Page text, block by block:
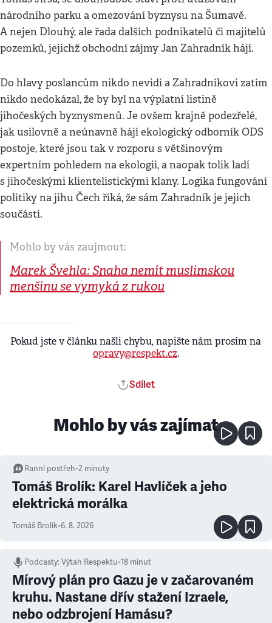
národního parku a omezování byznysu na Šumavě.
A nejen Dlouhý, ale řada dalších podnikatelů či majitelů
pozemků, jejichž obchodní zájmy Jan Zahradník hájí.
Do hlavy poslancům nikdo nevidí a Zahradníkovi zatím
nikdo nedokázal, že by byl na výplatní listině
jihočeských byznysmenů. Je ovšem krajně podezřelé,
jak usilovně a neúnavně hájí ekologický odborník ODS
postoje, které jsou tak v rozporu s většinovým
expertním pohledem na ekologii, a naopak tolik ladí
s jihočeskými klientelistickými klany. Logika fungování
politiky na jihu Čech říká, že sám Zahradník je jejich
součástí.
Mohlo by vás zaujmout:
Marek Švehla: Snaha nemít muslimskou
menšinu se vymyká z rukou
Pokud jste v článku našli chybu, napište nám prosím na
opravy@respekt.cz.
Sdílet
Mohlo by vás zajímat
Ranní postřeh•2 minuty
Tomáš Brolík: Karel Havlíček a jeho
elektrická morálka
Tomáš Brolík•6. 8. 2026
Podcasty:Výtah Respektu•18 minut
Mírový plán pro Gazu je v začarovaném
kruhu. Nastane dřív stažení Izraele,
nebo odzbrojení Hamásu?